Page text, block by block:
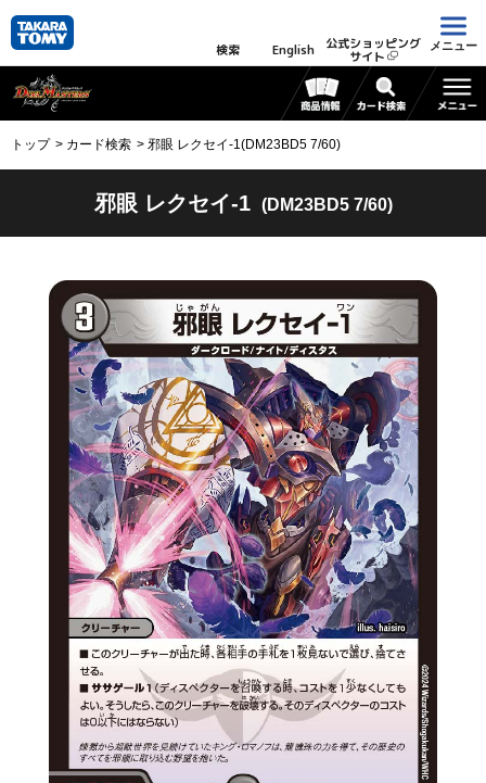
検索 English 公式ショッピング
サイト
メニュー
トップ カード検索 邪眼 レクセイ-1(DM23BD5 7/60)
邪眼 レクセイ-1 (DM23BD5 7/60)